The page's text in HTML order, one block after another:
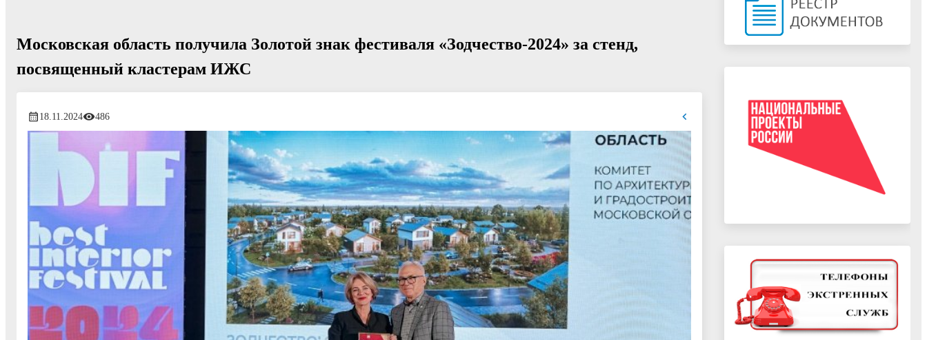
Московская область получила Золотой знак фестиваля «Зодчество-2024» за стенд,
посвященный кластерам ИЖС
18.11.2024 486